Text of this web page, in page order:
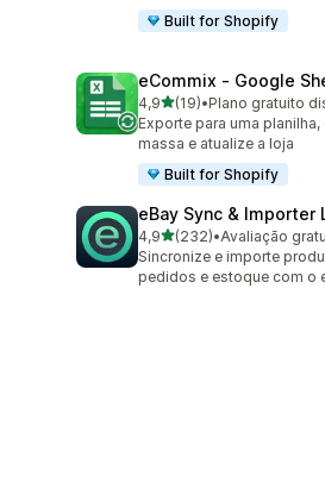
Built for Shopify
eCommix ‑ Google
4,9de 5 estrelas
(19)
19 avaliações ao todo
•Plano gratuito
Exporte para uma planilha,
massa e atualize a loja
Built for Shopify
eBay Sync & Importer
4,9de 5 estrelas
(232)
232 avaliações ao todo
•Avaliação
Sincronize e importe
pedidos e estoque com o